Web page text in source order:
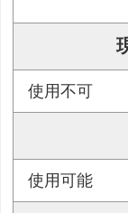
使用不可
使用可能